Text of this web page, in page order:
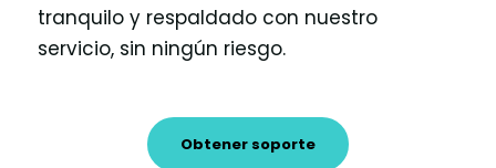
tranquilo y respaldado con nuestro
servicio, sin ningún riesgo.
Obtener soporte